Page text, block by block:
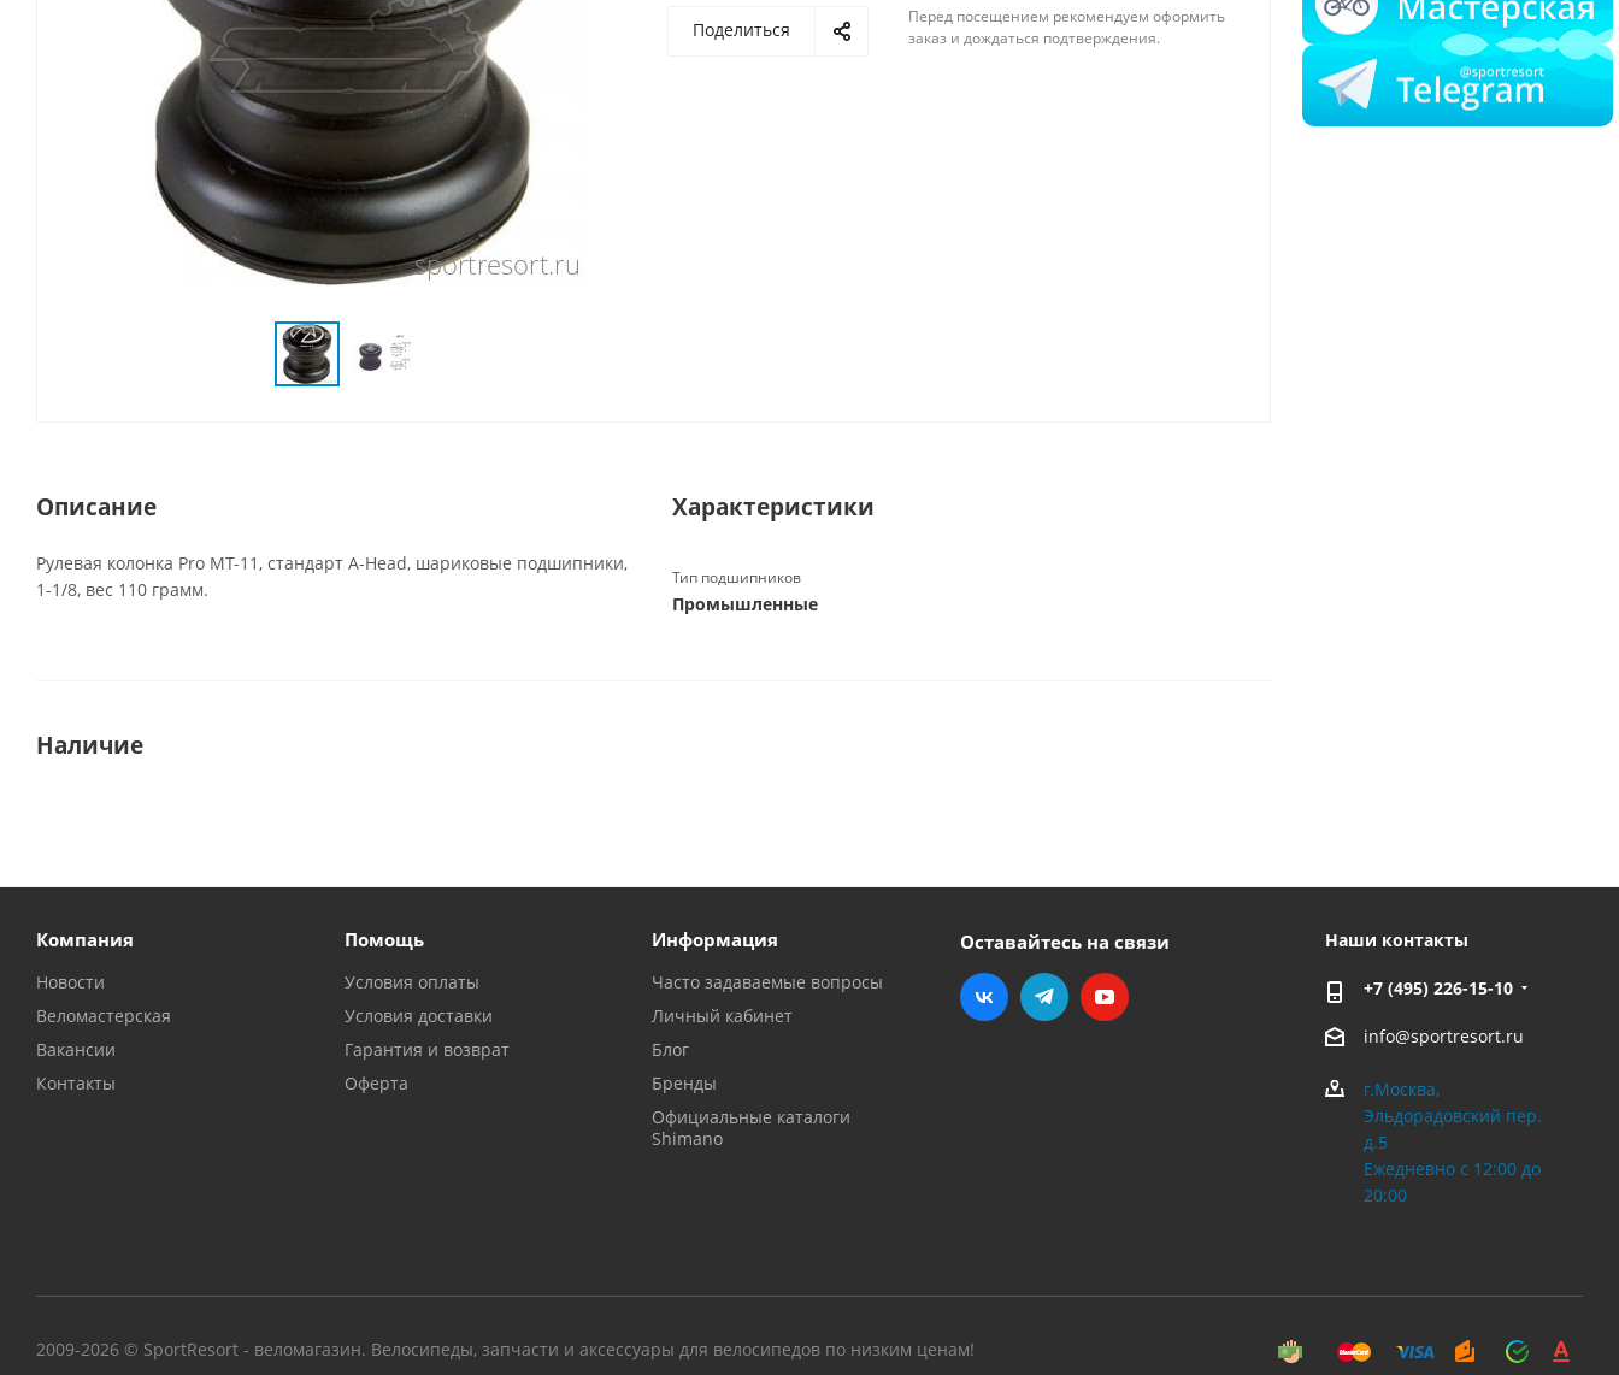
Поделиться
Перед посещением рекомендуем оформить
заказ и дождаться подтверждения.
Описание
Рулевая колонка Pro MT-11, стандарт A-Head, шариковые подшипники,
1-1/8, вес 110 грамм.
Характеристики
Тип подшипников
Промышленные
Наличие
Компания
Новости
Веломастерская
Вакансии
Контакты
Помощь
Условия оплаты
Условия доставки
Гарантия и возврат
Оферта
Информация
Часто задаваемые вопросы
Личный кабинет
Блог
Бренды
Официальные каталоги
Shimano
Оставайтесь на связи Наши контакты
+7 (495) 226-15-10
info@sportresort.ru
г.Москва,
Эльдорадовский пер.
д.5
Ежедневно с 12:00 до
20:00
2009-2026 © SportResort - веломагазин. Велосипеды, запчасти и аксессуары для велосипедов по низким ценам!